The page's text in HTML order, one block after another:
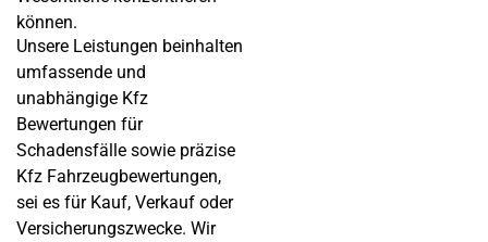
können.
Unsere Leistungen beinhalten
umfassende und
unabhängige Kfz
Bewertungen für
Schadensfälle sowie präzise
Kfz Fahrzeugbewertungen,
sei es für Kauf, Verkauf oder
Versicherungszwecke. Wir